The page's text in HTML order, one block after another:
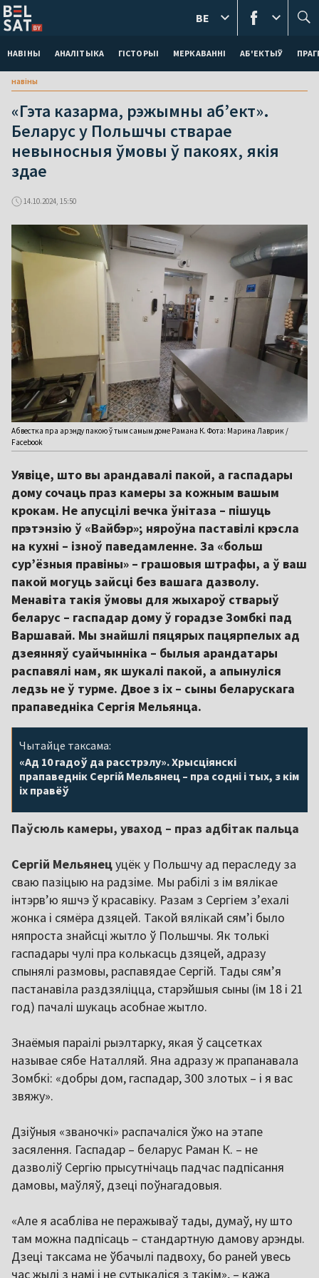
НАВІНЫ АНАЛІТЫКА ГІСТОРЫІ МЕРКАВАННI АБ'ЕКТЫЎ
BE
навіны
«Гэта казарма, рэжымны аб’ект».
Беларус у Польшчы стварае
невыносныя ўмовы ў пакоях, якія
здае
14.10.2024, 15:50
Абвестка пра арэнду пакою ў тым самым доме Рамана К. Фота: Марина Лаврик /
Facebook
Уявіце, што вы арандавалі пакой, а гаспадары
дому сочаць праз камеры за кожным вашым
крокам. Не апусцілі вечка ўнітаза – пішуць
прэтэнзію ў «Вайбэр»; няроўна паставілі крэсла
на кухні – ізноў паведамленне. За «больш
сур’ёзныя правіны» – грашовыя штрафы, а ў ваш
пакой могуць зайсці без вашага дазволу.
Менавіта такія ўмовы для жыхароў стварыў
беларус – гаспадар дому ў горадзе Зомбкі пад
Варшавай. Мы знайшлі пяцярых пацярпелых ад
дзеянняў суайчынніка – былыя арандатары
распавялі нам, як шукалі пакой, а апынуліся
ледзь не ў турме. Двое з іх – сыны беларускага
прапаведніка Сергія Мельянца.
Чытайце таксама:
«Ад 10 гадоў да расстрэлу». Хрысціянскі
прапаведнік Сергій Мельянец – пра содні і тых, з кім
іх правёў
Паўсюль камеры, уваход – праз адбітак пальца
Сергій Мельянецуцёк у Польшчу ад пераследу за
сваю пазіцыю на радзіме. Мы рабілі з ім вялікае
інтэрв’ю яшчэ ў красавіку. Разам з Сергіем з’ехалі
жонка і сямёра дзяцей. Такой вялікай сям’і было
няпроста знайсці жытло ў Польшчы. Як толькі
гаспадары чулі пра колькасць дзяцей, адразу
спынялі размовы, распавядае Сергій. Тады сям’я
пастанавіла раздзяліцца, старэйшыя сыны (ім 18 і 21
год) пачалі шукаць асобнае жытло.
Знаёмыя параілі рыэлтарку, якая ў сацсетках
называе сябе Наталляй. Яна адразу ж прапанавала
Зомбкі: «добры дом, гаспадар, 300 злотых – і я вас
звяжу».
Дзіўныя «званочкі» распачаліся ўжо на этапе
засялення. Гаспадар – беларус Раман К. – не
дазволіў Сергію прысутнічаць падчас падпісання
дамовы, маўляў, дзеці поўнагадовыя.
«Але я асабліва не перажываў тады, думаў, ну што
там можна падпісаць – стандартную дамову арэнды.
Дзеці таксама не ўбачылі падвоху, бо раней увесь
час жылі з намі і не сутыкаліся з такім», – кажа